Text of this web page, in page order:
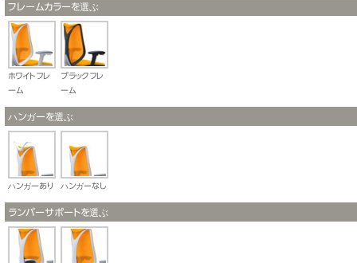
フレームカラーを選ぶ
ホワイトフレ
ーム
ブラックフレ
ーム
ハンガーを選ぶ
ハンガーあり ハンガーなし
ランバーサポートを選ぶ